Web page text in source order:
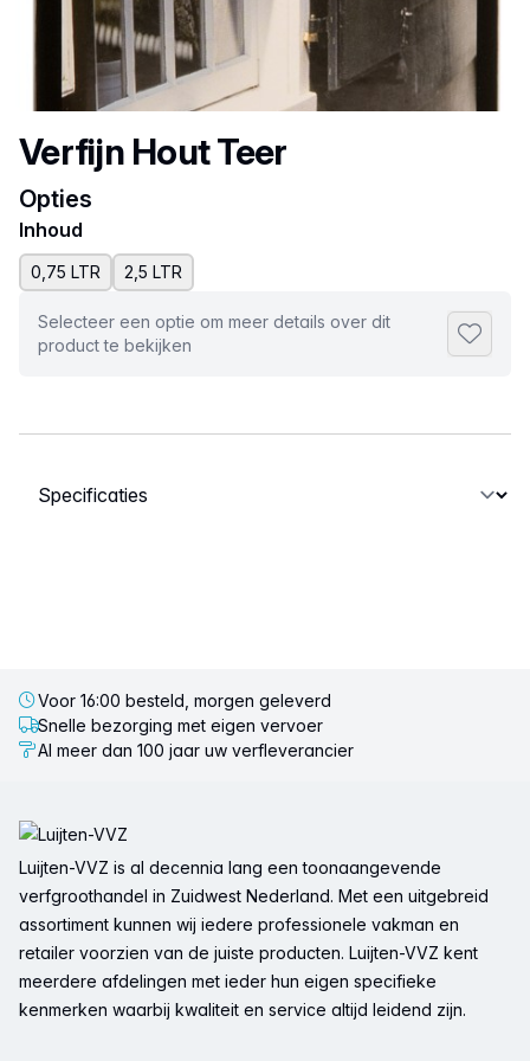
Productnaam
Verfijn Hout Teer
Opties
Inhoud
0,75 LTR 2,5 LTR
Selecteer een optie om meer details over dit
product te bekijken
Selecteer een tabblad
Voor 16:00 besteld, morgen geleverd
Snelle bezorging met eigen vervoer
Al meer dan 100 jaar uw verfleverancier
Luijten-VVZ is al decennia lang een toonaangevende
verfgroothandel in Zuidwest Nederland. Met een uitgebreid
assortiment kunnen wij iedere professionele vakman en
retailer voorzien van de juiste producten. Luijten-VVZ kent
meerdere afdelingen met ieder hun eigen specifieke
kenmerken waarbij kwaliteit en service altijd leidend zijn.